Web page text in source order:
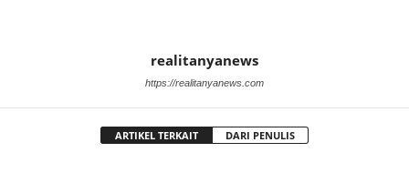
realitanyanews
https://realitanyanews.com
ARTIKEL TERKAIT DARI PENULIS